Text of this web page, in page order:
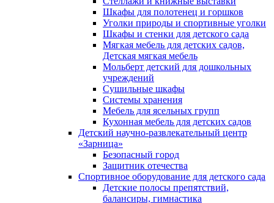
Шкафы для полотенец и горшков
Уголки природы и спортивные уголки
Шкафы и стенки для детского сада
Мягкая мебель для детских садов,
Детская мягкая мебель
Мольберт детский для дошкольных
учреждений
Сушильные шкафы
Системы хранения
Мебель для ясельных групп
Кухонная мебель для детских садов
Детский научно-развлекательный центр
«Зарница»
Безопасный город
Защитник отечества
Спортивное оборудование для детского сада
Детские полосы препятствий,
балансиры, гимнастика